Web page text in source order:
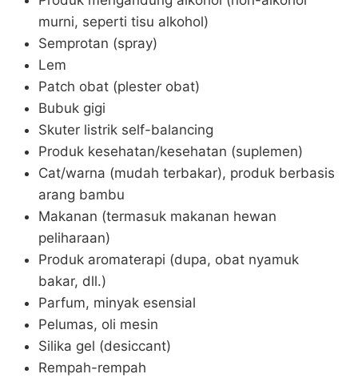
murni, seperti tisu alkohol)
Semprotan (spray)
Lem
Patch obat (plester obat)
Bubuk gigi
Skuter listrik self-balancing
Produk kesehatan/kesehatan (suplemen)
Cat/warna (mudah terbakar), produk berbasis
arang bambu
Makanan (termasuk makanan hewan
peliharaan)
Produk aromaterapi (dupa, obat nyamuk
bakar, dll.)
Parfum, minyak esensial
Pelumas, oli mesin
Silika gel (desiccant)
Rempah-rempah